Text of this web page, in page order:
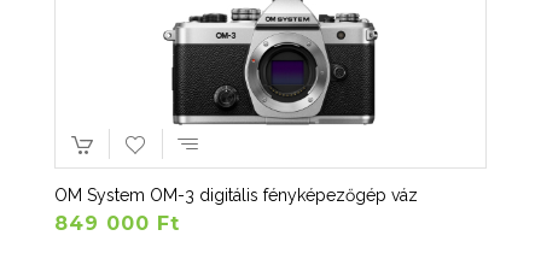
OM System OM-3 digitális fényképezőgép váz
849 000 Ft